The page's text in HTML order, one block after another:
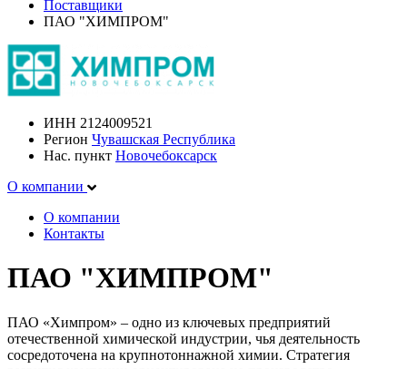
Поставщики
ПАО "ХИМПРОМ"
ИНН 2124009521
Регион Чувашская Республика
Нас. пункт Новочебоксарск
О компании
О компании
Контакты
ПАО "ХИМПРОМ"
ПАО «Химпром» – одно из ключевых предприятий
отечественной химической индустрии, чья деятельность
сосредоточена на крупнотоннажной химии. Стратегия